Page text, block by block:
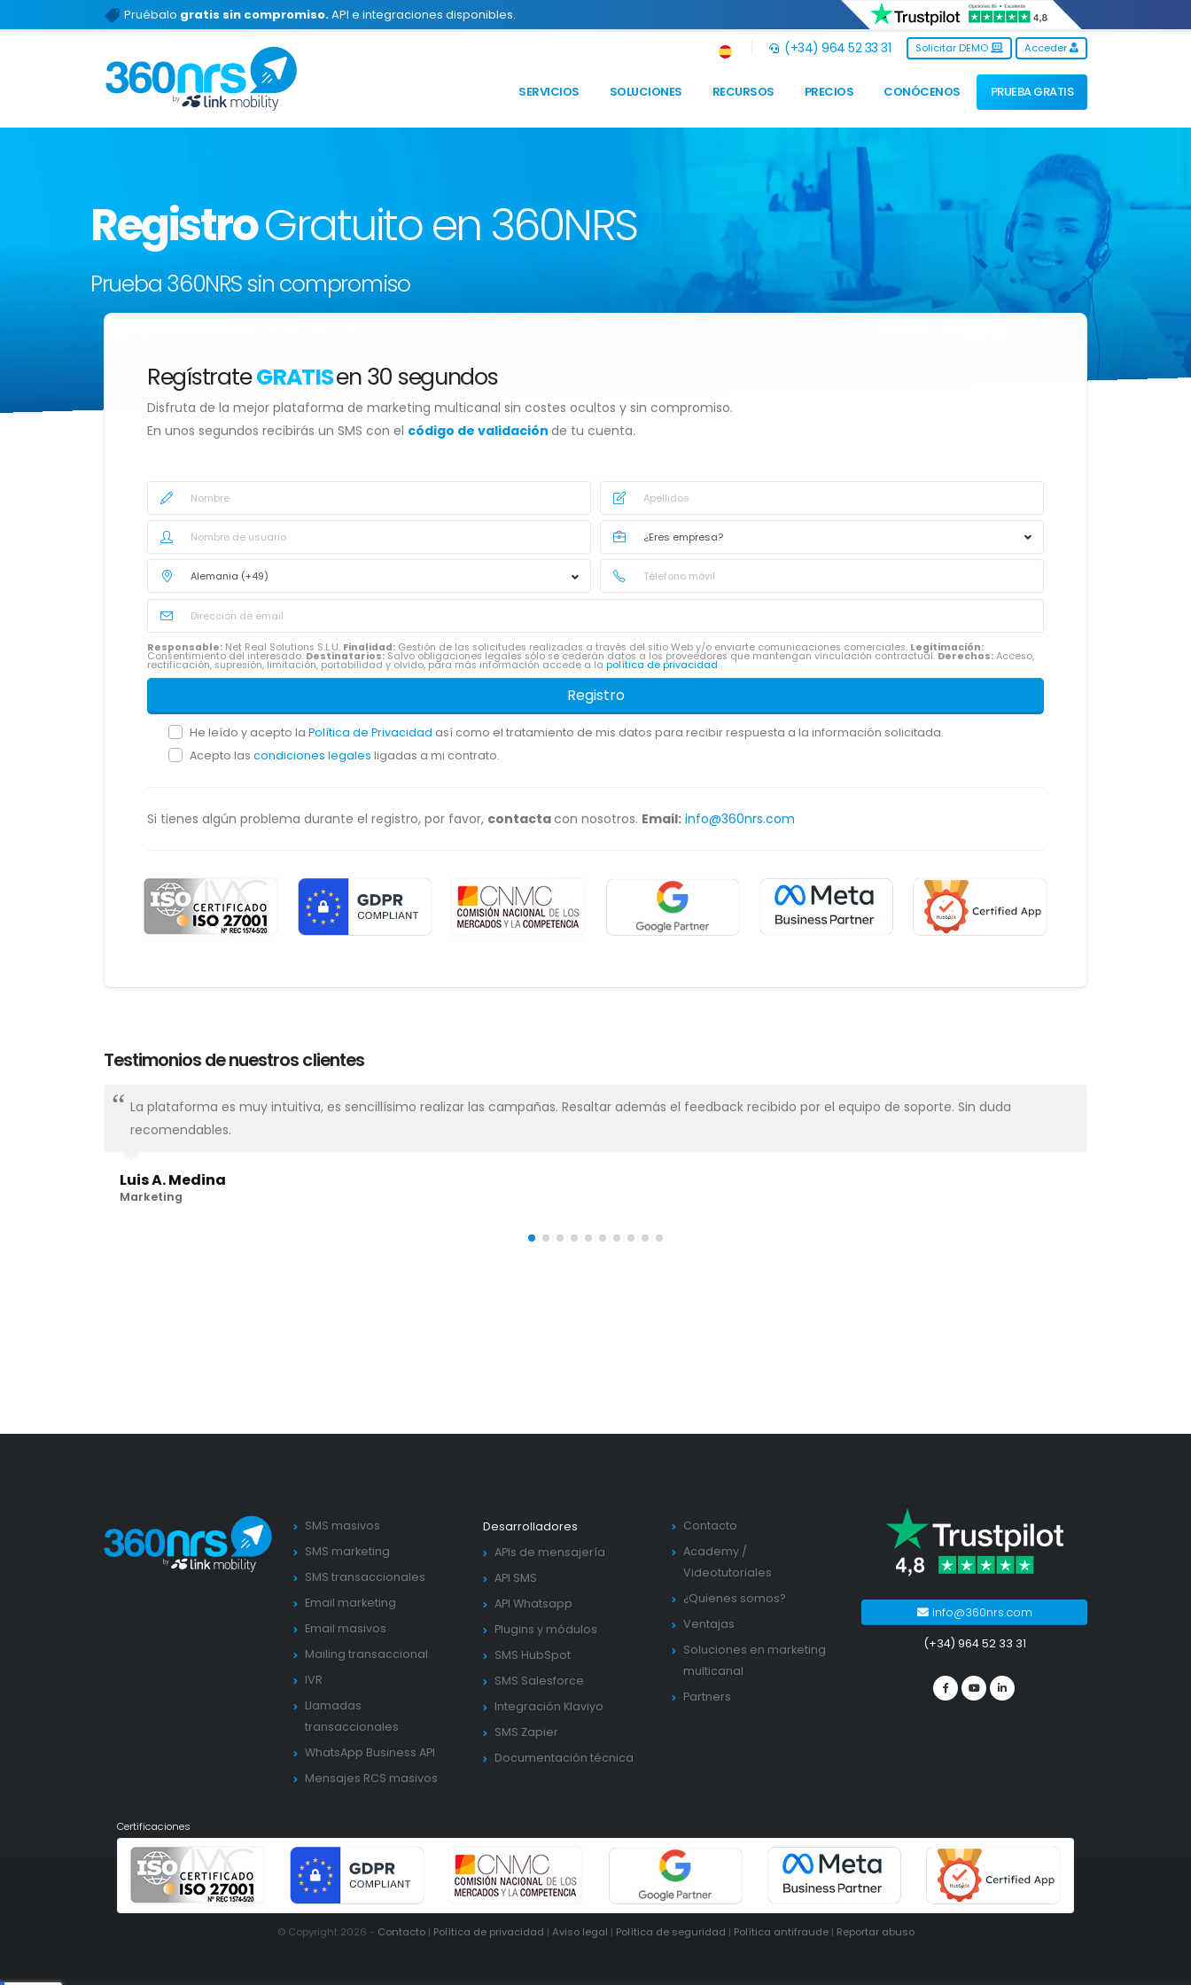
Pruébalo gratis sin compromiso.API e integraciones disponibles.
(+34) 964 52 33 31 Solicitar DEMO Acceder
SERVICIOS SOLUCIONES RECURSOS PRECIOS CONÓCENOS PRUEBA GRATIS
RegistroGratuito en 360NRS
Prueba 360NRS sin compromiso
RegístrateGRATISen 30 segundos
Disfruta de la mejor plataforma de marketing multicanal sin costes ocultos y sin compromiso.
En unos segundos recibirás un SMS con el código de validación de tu cuenta.
Responsable: Net Real Solutions S.L.U. Finalidad: Gestión de las solicitudes realizadas a través del sitio Web y/o enviarte comunicaciones comerciales. Legitimación:
Consentimiento del interesado. Destinatarios: Salvo obligaciones legales sólo se cederán datos a los proveedores que mantengan vinculación contractual. Derechos: Acceso,
rectificación, supresión, limitación, portabilidad y olvido, para más información accede a la política de privacidad .
Registro
He leído y acepto la Política de Privacidad así como el tratamiento de mis datos para recibir respuesta a la información solicitada.
Acepto las condiciones legales ligadas a mi contrato.
Si tienes algún problema durante el registro, por favor, contactacon nosotros. Email: info@360nrs.com
Testimonios de nuestros clientes
La plataforma es muy intuitiva, es sencillísimo realizar las campañas. Resaltar además el feedback recibido por el equipo de soporte. Sin duda
recomendables.
Luis A. Medina
Marketing
SMS masivos
SMS marketing
SMS transaccionales
Email marketing
Email masivos
Mailing transaccional
IVR
Llamadas
transaccionales
WhatsApp Business API
Mensajes RCS masivos
Desarrolladores
APIs de mensajería
API SMS
API Whatsapp
Plugins y módulos
SMS HubSpot
SMS Salesforce
Integración Klaviyo
SMS Zapier
Documentación técnica
Contacto
Academy /
Videotutoriales
¿Quienes somos?
Ventajas
Soluciones en marketing
multicanal
Partners
info@360nrs.com
(+34) 964 52 33 31
Certificaciones
© Copyright 2026 - Contacto | Política de privacidad | Aviso legal | Política de seguridad | Política antifraude| Reportar abuso